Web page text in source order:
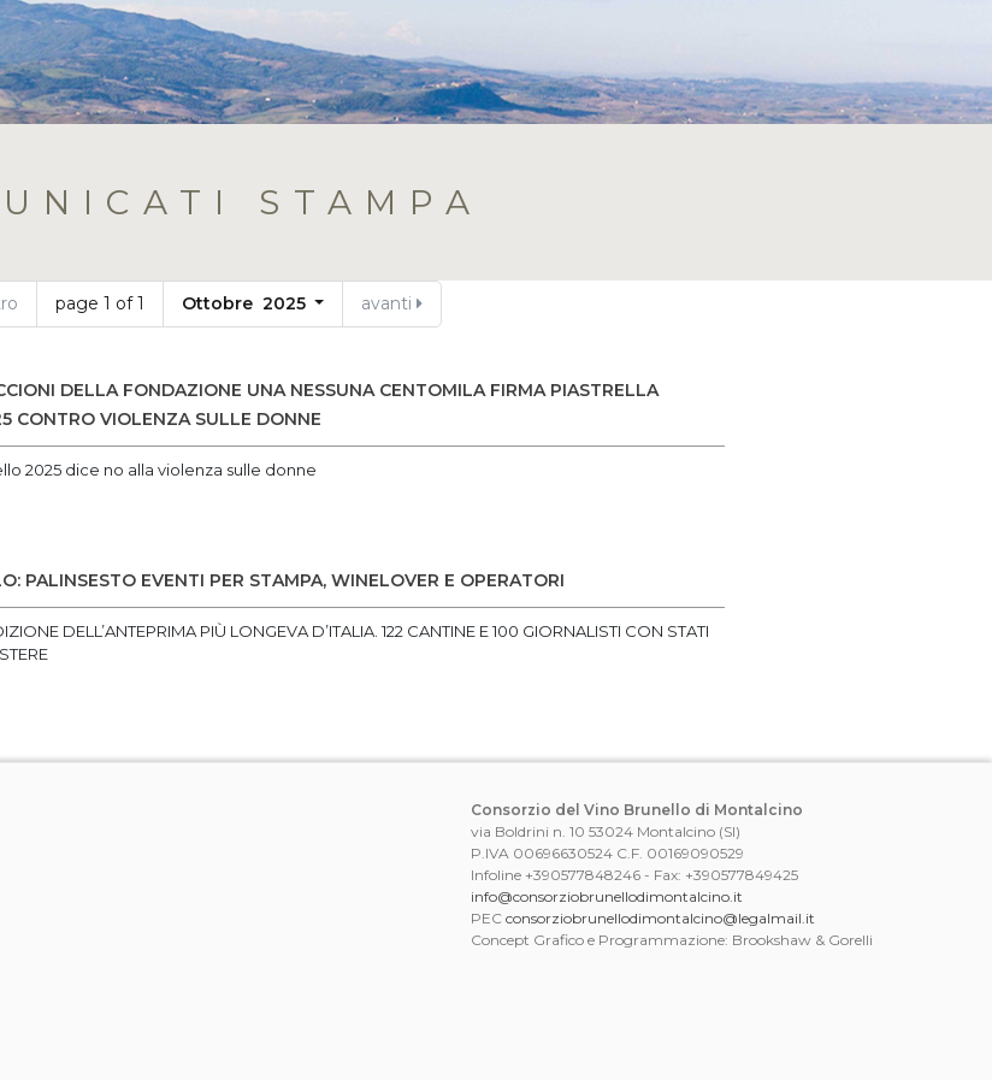
STAMPA
page 1 of 1 Ottobre 2025 avanti
DELLA FONDAZIONE UNA NESSUNA CENTOMILA FIRMA PIASTRELLA
CONTRO VIOLENZA SULLE DONNE
2025 dice no alla violenza sulle donne
PALINSESTO EVENTI PER STAMPA, WINELOVER E OPERATORI
DELL’ANTEPRIMA PIÙ LONGEVA D’ITALIA. 122 CANTINE E 100 GIORNALISTI CON STATI
Consorzio del Vino Brunello di Montalcino
via Boldrini n. 10 53024 Montalcino (SI)
P.IVA 00696630524 C.F. 00169090529
Infoline +390577848246 - Fax: +390577849425
info@consorziobrunellodimontalcino.it
PEC consorziobrunellodimontalcino@legalmail.it
Concept Grafico e Programmazione: Brookshaw & Gorelli